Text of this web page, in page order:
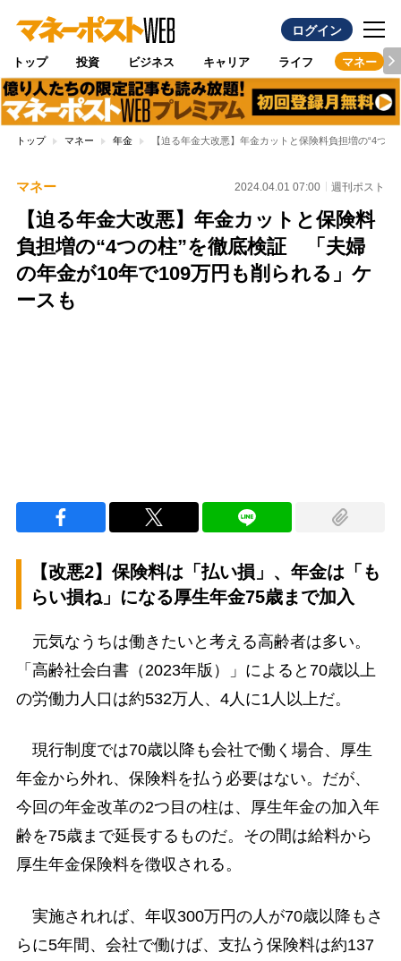
ログイン
トップ 投資 ビジネス キャリア ライフ マネー
トップ マネー 年金 【迫る年金大改悪】年金カットと保険料負担増の“4つ
マネー 2024.04.01 07:00 週刊ポスト
【迫る年金大改悪】年金カットと保険料
負担増の“4つの柱”を徹底検証 「夫婦
の年金が10年で109万円も削られる」ケ
ースも
【改悪2】保険料は「払い損」、年金は「も
らい損ね」になる厚生年金75歳まで加入
元気なうちは働きたいと考える高齢者は多い。
「高齢社会白書（2023年版）」によると70歳以上
の労働力人口は約532万人、4人に1人以上だ。
現行制度では70歳以降も会社で働く場合、厚生
年金から外れ、保険料を払う必要はない。だが、
今回の年金改革の2つ目の柱は、厚生年金の加入年
齢を75歳まで延長するものだ。その間は給料から
厚生年金保険料を徴収される。
実施されれば、年収300万円の人が70歳以降もさ
らに5年間、会社で働けば、支払う保険料は約137